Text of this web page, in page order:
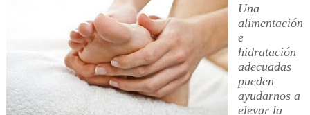
Una
alimentación
e
hidratación
adecuadas
pueden
ayudarnos a
elevar la